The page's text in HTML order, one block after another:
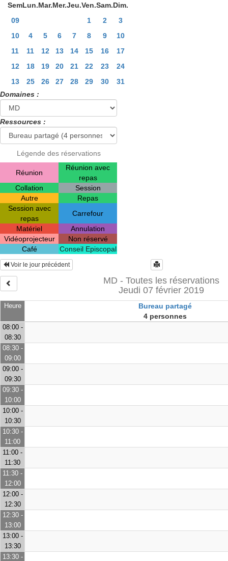
SemLun.Mar.Mer.Jeu.Ven.Sam.Dim.
09
1 2
3
10
4 5 6 7 8 9
10
11
11 12 13 14 15 16
17
12
18 19 20 21 22 23
24
13
25 26 27 28 29 30
31
Domaines :
Ressources :
Légende des réservations
Réunion
Réunion avec
repas
Collation
Session
Autre
Repas
Session avec
repas
Carrefour
Matériel
Annulation
Vidéoprojecteur
Non réservé
Café
Conseil Episcopal
Heure
Bureau partagé
4 personnes
Voir le jour précédent
MD - Toutes les réservations
Jeudi 07 février 2019
08:00 -
08:30
08:30 -
09:00
09:00 -
09:30
09:30 -
10:00
10:00 -
10:30
10:30 -
11:00
11:00 -
11:30
11:30 -
12:00
12:00 -
12:30
12:30 -
13:00
13:00 -
13:30
13:30 -